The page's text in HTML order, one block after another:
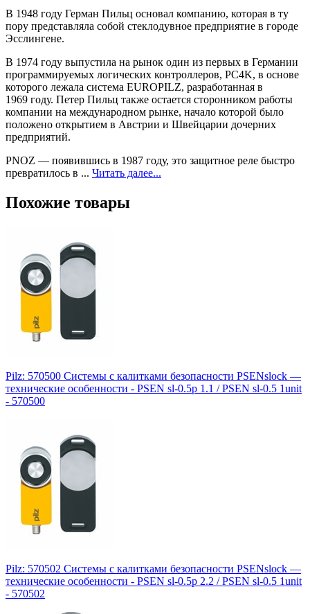
В 1948 году Герман Пильц основал компанию, которая в ту
пору представляла собой стеклодувное предприятие в городе
Эсслингене.
В 1974 году выпустила на рынок один из первых в Германии
программируемых логических контроллеров, PC4K, в основе
которого лежала система EUROPILZ, разработанная в
1969 году. Петер Пильц также остается сторонником работы
компании на международном рынке, начало которой было
положено открытием в Австрии и Швейцарии дочерних
предприятий.
PNOZ — появившись в 1987 году, это защитное реле быстро
превратилось в ... Читать далее...
Похожие товары
Pilz: 570500 Системы с калитками безопасности PSENslock —
технические особенности - PSEN sl-0.5p 1.1 / PSEN sl-0.5 1unit
- 570500
Pilz: 570502 Системы с калитками безопасности PSENslock —
технические особенности - PSEN sl-0.5p 2.2 / PSEN sl-0.5 1unit
- 570502